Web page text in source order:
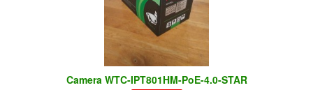
Camera WTC-IPT801HM-PoE-4.0-STAR